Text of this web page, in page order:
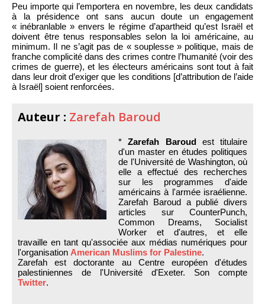
Peu importe qui l’emportera en novembre, les deux candidats
à la présidence ont sans aucun doute un engagement
« inébranlable » envers le régime d’apartheid qu’est Israël et
doivent être tenus responsables selon la loi américaine, au
minimum. Il ne s’agit pas de « souplesse » politique, mais de
franche complicité dans des crimes contre l’humanité (voir des
crimes de guerre), et les électeurs américains sont tout à fait
dans leur droit d’exiger que les conditions [d’attribution de l’aide
à Israël] soient renforcées.
Auteur : Zarefah Baroud
*Zarefah Baroudest titulaire
d'un master en études politiques
de l'Université de Washington, où
elle a effectué des recherches
sur les programmes d'aide
américains à l'armée israélienne.
Zarefah Baroud a publié divers
articles sur CounterPunch,
Common Dreams, Socialist
Worker et d'autres, et elle
travaille en tant qu'associée aux médias numériques pour
l'organisation American Muslims for Palestine.
Zarefah est doctorante au Centre européen d'études
palestiniennes de l'Université d'Exeter. Son compte
Twitter.